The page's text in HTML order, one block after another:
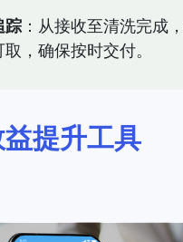
踪 ：从接收至清洗完成
，确保按时交付。
提升工具